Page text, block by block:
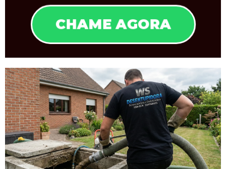
CHAME AGORA